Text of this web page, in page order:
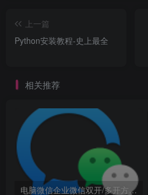
上一篇
Python安装教程-史上最全
相关推荐
电脑微信企业微信双开/多开方法(最简单粗暴的解决方案)